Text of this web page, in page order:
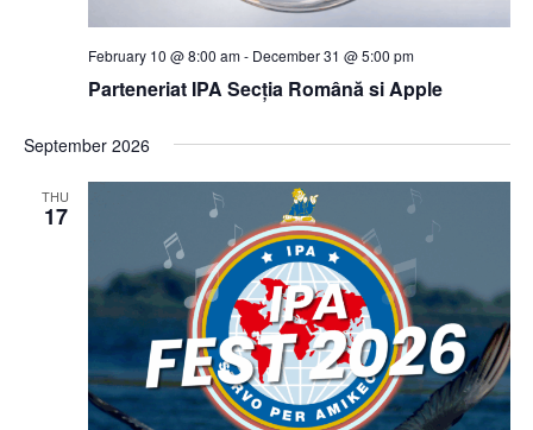
February 10 @ 8:00 am- December 31 @ 5:00 pm
Parteneriat IPA Secția Română si Apple
September 2026
THU
17